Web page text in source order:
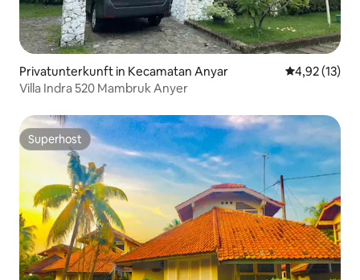
Privatunterkunft in Kecamatan Anyar
4,92 (13)
Villa Indra 520 Mambruk Anyer
Superhost
Superhost